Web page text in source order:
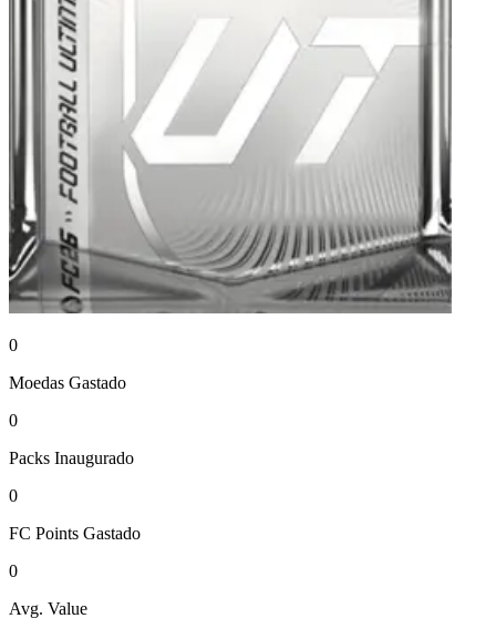
0
Moedas Gastado
0
Packs Inaugurado
0
FC Points Gastado
0
Avg. Value